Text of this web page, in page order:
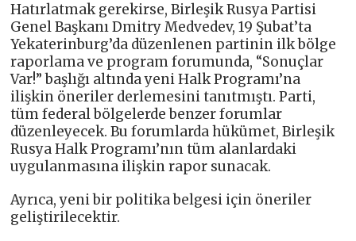
Hatırlatmak gerekirse, Birleşik Rusya Partisi
Genel Başkanı Dmitry Medvedev, 19 Şubat’ta
Yekaterinburg’da düzenlenen partinin ilk bölge
raporlama ve program forumunda, “Sonuçlar
Var!” başlığı altında yeni Halk Programı’na
ilişkin öneriler derlemesini tanıtmıştı. Parti,
tüm federal bölgelerde benzer forumlar
düzenleyecek. Bu forumlarda hükümet, Birleşik
Rusya Halk Programı’nın tüm alanlardaki
uygulanmasına ilişkin rapor sunacak.
Ayrıca, yeni bir politika belgesi için öneriler
geliştirilecektir.